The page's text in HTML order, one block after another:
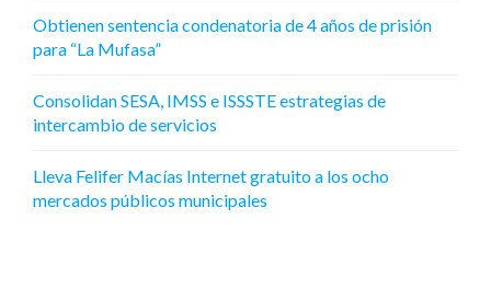
Obtienen sentencia condenatoria de 4 años de prisión
para “La Mufasa”
Consolidan SESA, IMSS e ISSSTE estrategias de
intercambio de servicios
Lleva Felifer Macías Internet gratuito a los ocho
mercados públicos municipales